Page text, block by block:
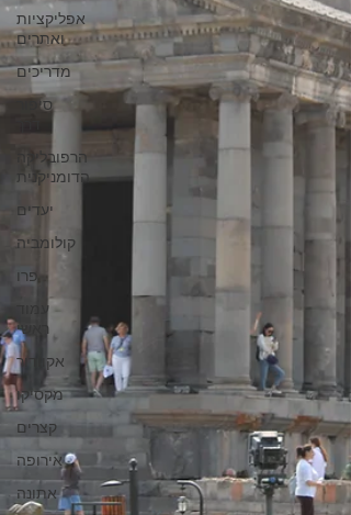
אפליקציות
ואתרים
מדריכים
סיפור
הרפובליקה
הדומניקנית
יעדים
קולומביה
פרו
עמוד
ראשי
אקוודור
מקסיקו
קצרים
אירופה
אתונה